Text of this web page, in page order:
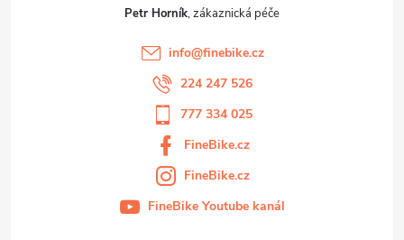
Petr Horník
info@finebike.cz
224 247 526
777 334 025
FineBike.cz
FineBike.cz
FineBike Youtube kanál